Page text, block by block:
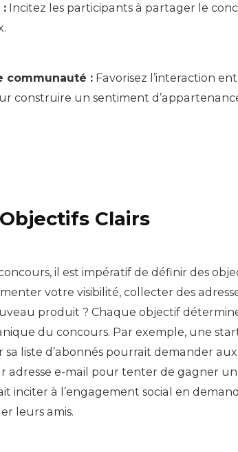
: Incitez les participants à partager le
communauté : Favorisez l’interaction
construire un sentiment
Clairs
il est impératif de définir des
votre visibilité, collecter des
produit ? Chaque objectif
du concours. Par exemple, une
liste d’abonnés pourrait demander
adresse e-mail pour tenter de gagner
inciter à l’engagement social en
leurs amis.